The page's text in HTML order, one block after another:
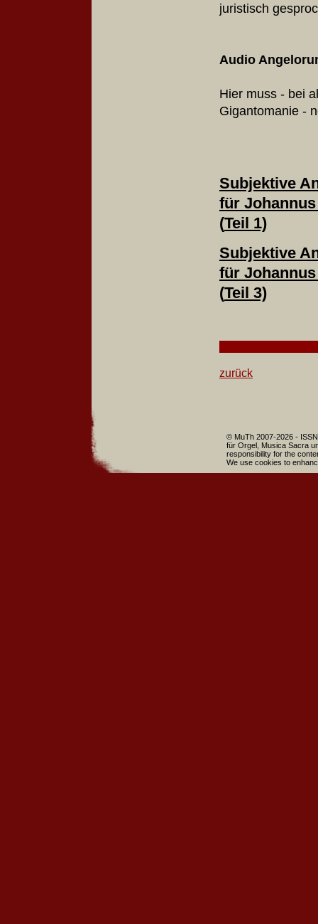
juristisch
Audio
Hier muss - bei
Gigantomanie -
Subjektive
für
(Teil 1)
Subjektive
für
(Teil 3)
zurück
© MuTh 2007-2026 -
für Orgel, Musica Sacra
responsibility for the
We use cookies to